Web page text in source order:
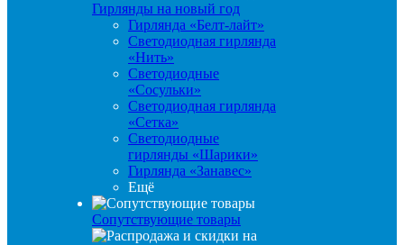
Гирлянды на новый год
Гирлянда «Белт-лайт»
Светодиодная гирлянда
«Нить»
Светодиодные
«Сосульки»
Светодиодная гирлянда
«Сетка»
Светодиодные
гирлянды «Шарики»
Гирлянда «Занавес»
Ещё
Сопутствующие товары